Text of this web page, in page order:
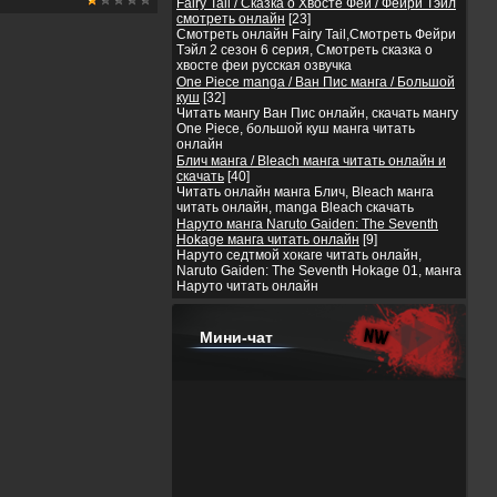
Fairy Tail / Сказка о Хвосте Феи / Фейри Тэйл
смотреть онлайн [23]
Смотреть онлайн Fairy Tail,Смотреть Фейри
Тэйл 2 сезон 6 серия, Смотреть сказка о
хвосте феи русская озвучка
One Piece manga / Ван Пис манга / Большой
куш [32]
Читать мангу Ван Пис онлайн, скачать мангу
One Piece, большой куш манга читать
онлайн
Блич манга / Bleach манга читать онлайн и
скачать [40]
Читать онлайн манга Блич, Bleach манга
читать онлайн, manga Bleach скачать
Наруто манга Naruto Gaiden: The Seventh
Hokage манга читать онлайн [9]
Наруто седтмой хокаге читать онлайн,
Naruto Gaiden: The Seventh Hokage 01, манга
Наруто читать онлайн
Мини-чат